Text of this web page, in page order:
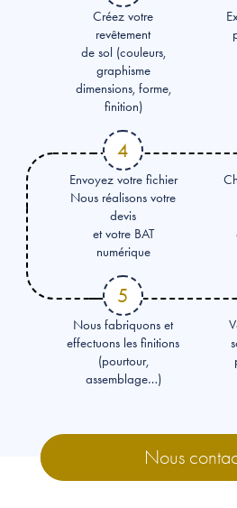
Créez votre
revêtement
de sol (couleurs,
graphisme
dimensions, forme,
finition)
4
Envoyez votre fichier
Nous réalisons votre
devis
et votre BAT
numérique
5
Nous fabriquons et
effectuons les finitions
(pourtour,
assemblage…)
Nous